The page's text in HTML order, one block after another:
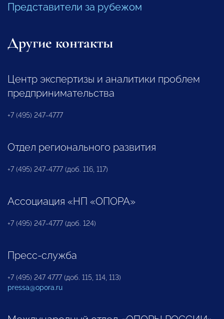
Представители за рубежом
Другие контакты
Центр экспертизы и аналитики проблем
предпринимательства
+7 (495) 247-4777
Отдел регионального развития
+7 (495) 247-4777 (доб. 116, 117)
Ассоциация «НП «ОПОРА»
+7 (495) 247-4777 (доб. 124)
Пресс-служба
+7 (495) 247 4777 (доб. 115, 114, 113)
pressa@opora.ru